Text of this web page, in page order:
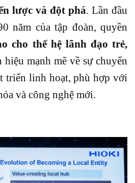
lược và đột phá. Lần đầu
năm của tập đoàn, quyền
cho thế hệ lãnh đạo trẻ,
mạnh mẽ về sự chuyển
triển linh hoạt, phù hợp với
và công nghệ mới.